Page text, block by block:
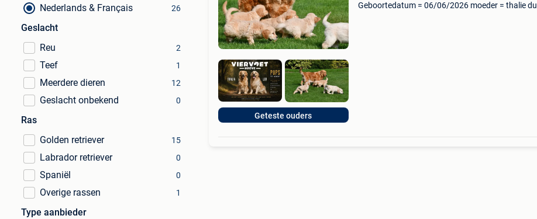
Nederlands & Français 26
Geslacht
Reu
2
Teef 1
Meerdere dieren 12
Geslacht onbekend 0
Ras
Golden retriever
15
Labrador retriever 0
Spaniël 0
Overige rassen 1
Type aanbieder
Geteste ouders
Geboortedatum = 06/06/2026 moeder = thalie du